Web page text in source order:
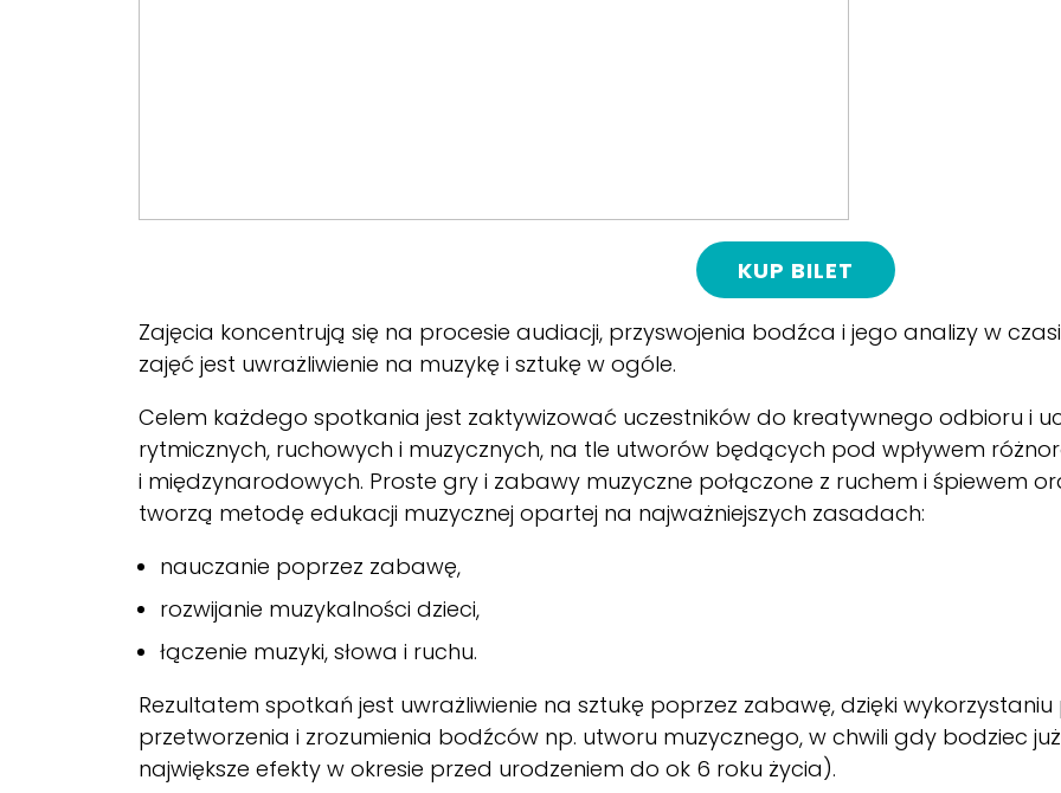
KUP BILET
Zajęcia koncentrują się na procesie audiacji, przyswojenia bodźca i jego analizy w
zajęć jest uwrażliwienie na muzykę i sztukę w ogóle.
Celem każdego spotkania jest zaktywizować uczestników do kreatywnego odbioru i
rytmicznych, ruchowych i muzycznych, na tle utworów będących pod wpływem
i międzynarodowych. Proste gry i zabawy muzyczne połączone z ruchem i śpiewem
tworzą metodę edukacji muzycznej opartej na najważniejszych zasadach:
nauczanie poprzez zabawę,
rozwijanie muzykalności dzieci,
łączenie muzyki, słowa i ruchu.
Rezultatem spotkań jest uwrażliwienie na sztukę poprzez zabawę, dzięki
przetworzenia i zrozumienia bodźców np. utworu muzycznego, w chwili gdy bodziec
największe efekty w okresie przed urodzeniem do ok 6 roku życia).